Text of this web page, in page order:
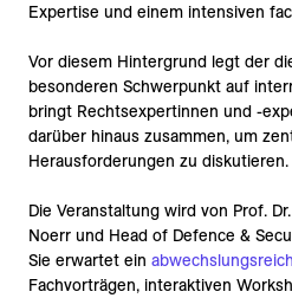
Expertise und einem intensiven
Vor diesem Hintergrund legt der
besonderen Schwerpunkt auf
bringt Rechtsexpertinnen und -
darüber hinaus zusammen, um
Herausforderungen zu diskutieren.
Die Veranstaltung wird von Prof.
Noerr und Head of Defence &
Sie erwartet ein
Fachvorträgen, interaktiven